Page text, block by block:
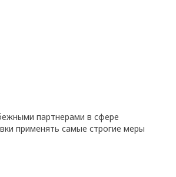
партнерами в сфере
применять самые строгие меры